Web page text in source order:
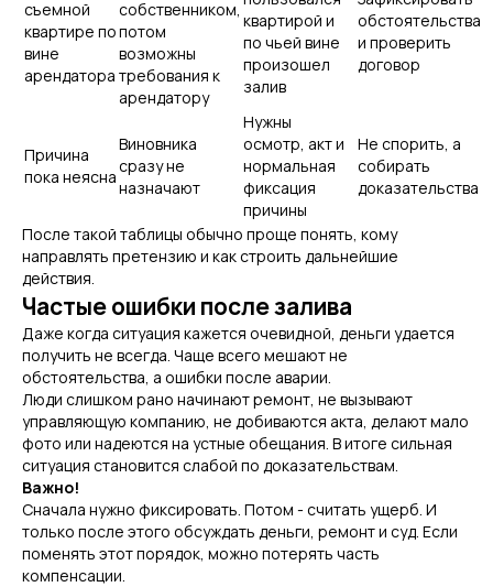
съемной
квартире по
вине
арендатора
собственником,
потом
возможны
требования к
арендатору
квартирой и
по чьей вине
произошел
залив
обстоятельства
и проверить
договор
Причина
пока неясна
Виновника
сразу не
назначают
Нужны
осмотр, акт и
нормальная
фиксация
причины
Не спорить, а
собирать
доказательства
После такой таблицы обычно проще понять, кому
направлять претензию и как строить дальнейшие
действия.
Частые ошибки после залива
Даже когда ситуация кажется очевидной, деньги удается
получить не всегда. Чаще всего мешают не
обстоятельства, а ошибки после аварии.
Люди слишком рано начинают ремонт, не вызывают
управляющую компанию, не добиваются акта, делают мало
фото или надеются на устные обещания. В итоге сильная
ситуация становится слабой по доказательствам.
Важно!
Сначала нужно фиксировать. Потом - считать ущерб. И
только после этого обсуждать деньги, ремонт и суд. Если
поменять этот порядок, можно потерять часть
компенсации.